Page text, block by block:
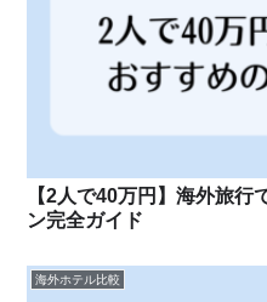
【2人で40万円】海外旅行
ン完全ガイド
海外ホテル比較